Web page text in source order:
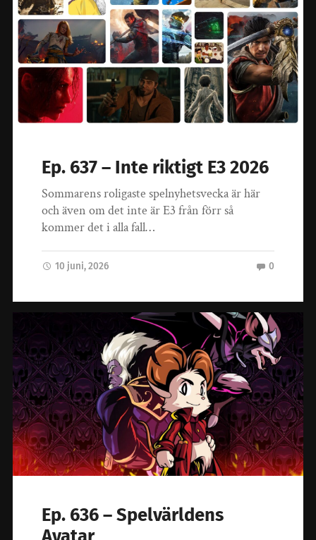
Ep. 637 – Inte riktigt E3 2026
Sommarens roligaste spelnyhetsvecka är här
och även om det inte är E3 från förr så
kommer det i alla fall…
10 juni, 2026 0
Ep. 636 – Spelvärldens